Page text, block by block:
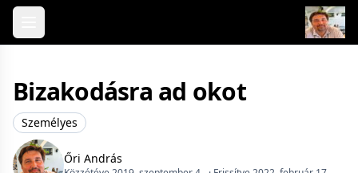
Skip to content
Bizakodásra ad okot
Személyes
Őri András